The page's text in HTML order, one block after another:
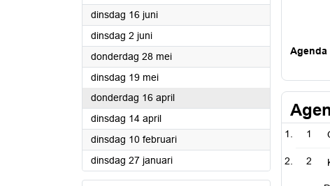
dinsdag 16 juni2026
dinsdag 2 juni2026
donderdag 28 mei2026
dinsdag 19 mei2026
donderdag 16 april2026
dinsdag 14 april2026
dinsdag 10 februari2026
dinsdag 27 januari2026
Agenda
1
2